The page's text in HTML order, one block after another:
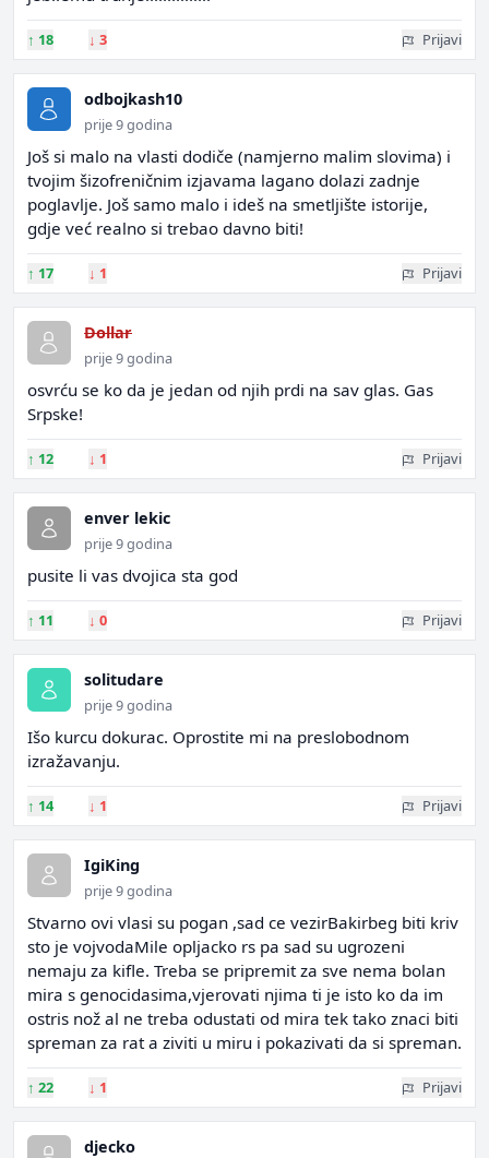
↑ 18 ↓ 3 Prijavi
odbojkash10
prije 9 godina
Još si malo na vlasti dodiče (namjerno malim slovima) i
tvojim šizofreničnim izjavama lagano dolazi zadnje
poglavlje. Još samo malo i ideš na smetljište istorije,
gdje već realno si trebao davno biti!
↑ 17 ↓ 1 Prijavi
Dollar
prije 9 godina
osvrću se ko da je jedan od njih prdi na sav glas. Gas
Srpske!
↑ 12 ↓ 1 Prijavi
enver lekic
prije 9 godina
pusite li vas dvojica sta god
↑ 11 ↓ 0 Prijavi
solitudare
prije 9 godina
Išo kurcu dokurac. Oprostite mi na preslobodnom
izražavanju.
↑ 14 ↓ 1 Prijavi
IgiKing
prije 9 godina
Stvarno ovi vlasi su pogan ,sad ce vezirBakirbeg biti kriv
sto je vojvodaMile opljacko rs pa sad su ugrozeni
nemaju za kifle. Treba se pripremit za sve nema bolan
mira s genocidasima,vjerovati njima ti je isto ko da im
ostris nož al ne treba odustati od mira tek tako znaci biti
spreman za rat a ziviti u miru i pokazivati da si spreman.
↑ 22 ↓ 1 Prijavi
djecko